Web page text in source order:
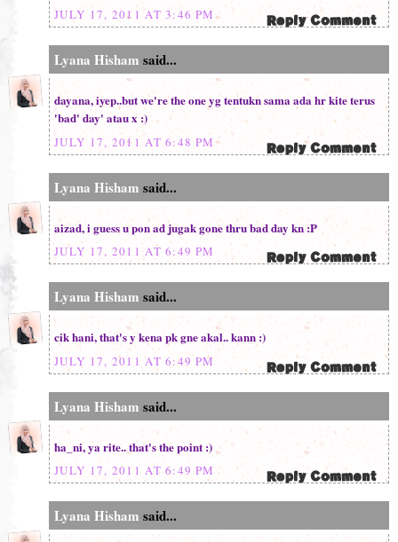
JULY 17, 2011 AT 3:46 PM
Lyana Hisham said...
dayana, iyep..but we're the one yg tentukn sama ada hr kite terus
'bad' day' atau x :)
JULY 17, 2011 AT 6:48 PM
Lyana Hisham said...
aizad, i guess u pon ad jugak gone thru bad day kn :P
JULY 17, 2011 AT 6:49 PM
Lyana Hisham said...
cik hani, that's y kena pk gne akal.. kann :)
JULY 17, 2011 AT 6:49 PM
Lyana Hisham said...
ha_ni, ya rite.. that's the point :)
JULY 17, 2011 AT 6:49 PM
Lyana Hisham said...